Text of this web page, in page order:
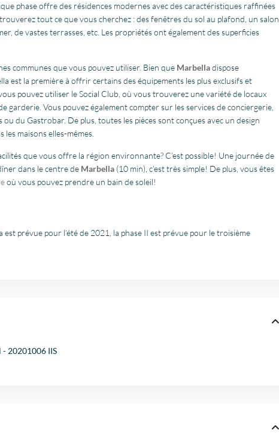
phase offre des résidences modernes avec des caractéristiques raffinées
tout ce que vous cherchez : des fenêtres du sol au plafond, un salon
de vastes terrasses, etc. Les propriétés ont également des superficies
communes que vous pouvez utiliser. Bien que Marbelladispose
est la première à offrir certains des équipements les plus exclusifs et
pouvez utiliser le Social Club, où vous trouverez une variété de locaux
garderie. Vous pouvez également compter sur les services de conciergerie,
du Gastrobar. De plus, toutes les pièces sont conçues avec un design
maisons elles-mêmes.
que vous offre la région environnante? C’est possible! Une journée de
dans le centre de Marbella (10 min), c’est très simple! De plus, vous êtes
où vous pouvez prendre un bain de soleil!
est prévue pour l’été de 2021, la phase II est prévue pour le troisième
- 20201006 IIS